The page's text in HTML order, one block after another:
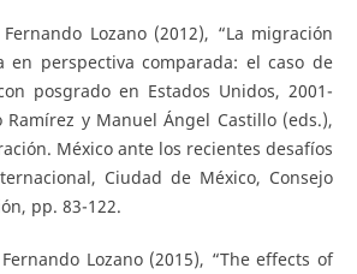
Lozano (2012), “La migración
en perspectiva comparada: el caso de
posgrado en Estados Unidos, 2001-
Ramírez y Manuel Ángel Castillo (eds.),
México ante los recientes desafíos
Ciudad de México, Consejo
pp. 83-122.
Lozano (2015), “The effects of